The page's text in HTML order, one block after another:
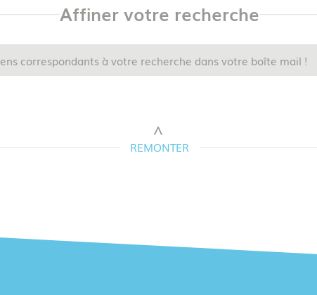
Affiner votre recherche
correspondants à votre recherche dans votre boîte mail !
REMONTER